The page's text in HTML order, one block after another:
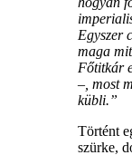
Egyszer
maga
Főtitkár
–, most
kübli.”
Történt
szürke,